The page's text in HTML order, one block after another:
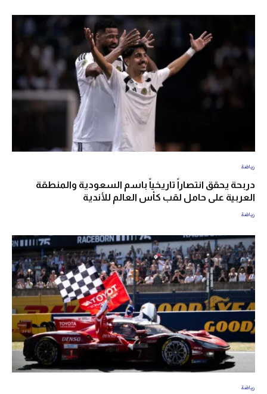
رياضة
دربحة يحقق انتصاراً تاريخياً باسم السعودية والمنطقة
العربية على حامل لقب كأس العالم للأندية
رياضة
رياضة